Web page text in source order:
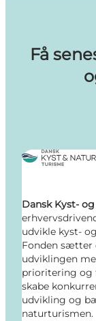
Få
Dansk Kyst-
udvikle kyst-
Fonden sætter
udviklingen
prioritering og
skabe
udvikling og
naturturismen.